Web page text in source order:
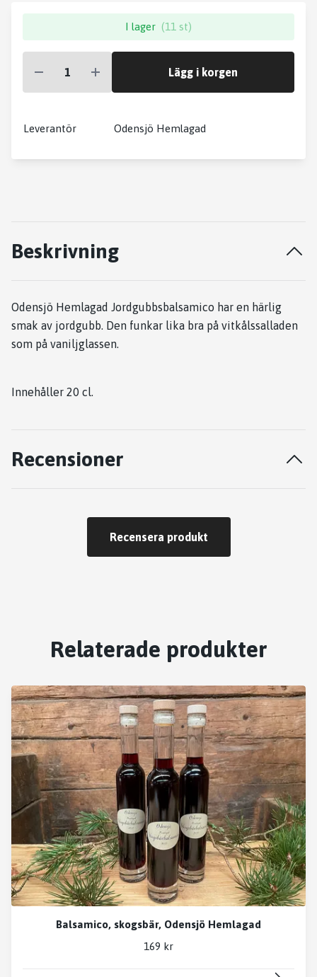
I lager (11 st)
Lägg i korgen
Leverantör Odensjö Hemlagad
Beskrivning
Odensjö Hemlagad Jordgubbsbalsamico har en härlig
smak av jordgubb. Den funkar lika bra på vitkålssalladen
som på vaniljglassen.
Innehåller 20 cl.
Recensioner
Recensera produkt
Relaterade produkter
Balsamico, skogsbär, Odensjö Hemlagad
169 kr